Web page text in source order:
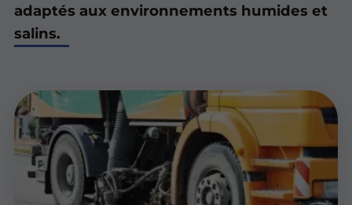
adaptés aux environnements humides et
salins.